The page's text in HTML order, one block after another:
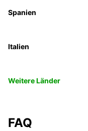
Spanien
Italien
Weitere Länder
FAQ